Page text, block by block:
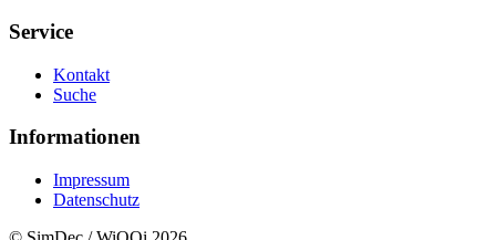
Service
Kontakt
Suche
Informationen
Impressum
Datenschutz